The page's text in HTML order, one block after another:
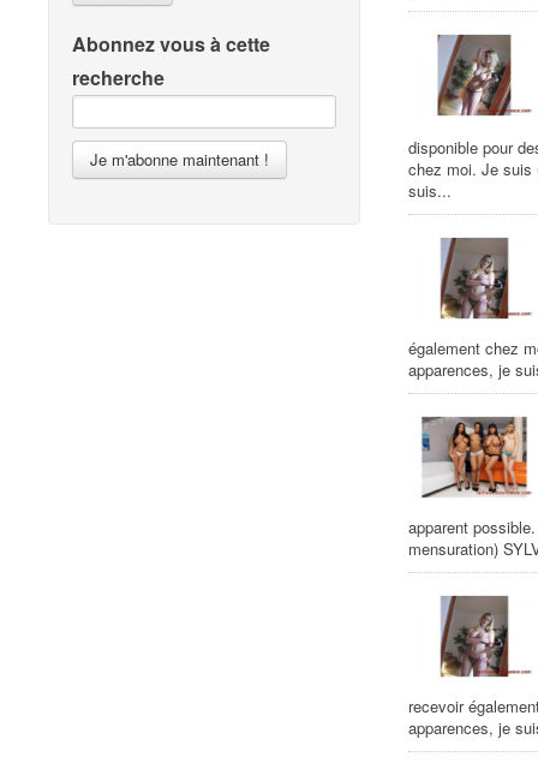
Abonnez vous à cette
recherche
Je m'abonne maintenant !
disponible pour
chez moi. Je suis
suis...
également chez
apparences, je
apparent
mensuration)
recevoir
apparences, je